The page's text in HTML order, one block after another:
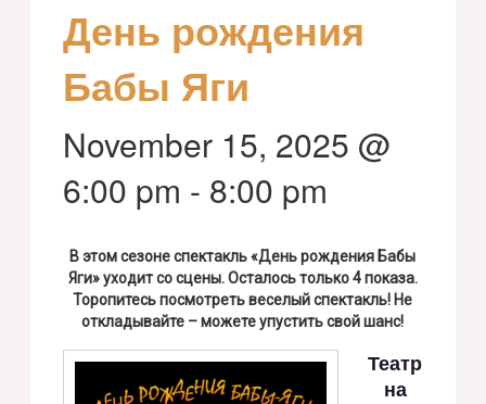
День рождения
Бабы Яги
November 15, 2025 @
6:00 pm - 8:00 pm
В этом сезоне спектакль «День рождения Бабы
Яги» уходит со сцены. Осталось только 4 показа.
Торопитесь посмотреть веселый спектакль! Не
откладывайте – можете упустить свой шанс!
Театр
на